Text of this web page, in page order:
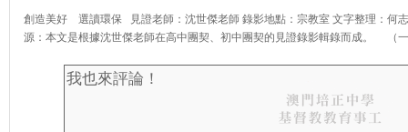
創造美好 選讀環保 見證老師：沈世傑老師 錄影地點：宗教室 文字整理：何
源：本文是根據沈世傑老師在高中團契、初中團契的見證錄影輯錄而成。 （